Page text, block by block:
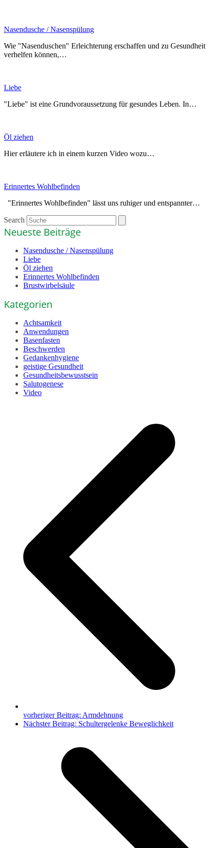
Nasendusche / Nasenspülung
Wie "Nasenduschen" Erleichterung erschaffen und zu Gesundheit
verhelfen können,…
Liebe
"Liebe" ist eine Grundvoraussetzung für gesundes Leben. In…
Öl ziehen
Hier erläutere ich in einem kurzen Video wozu…
Erinnertes Wohlbefinden
"Erinnertes Wohlbefinden" lässt uns ruhiger und entspannter…
Search
Neueste Beiträge
Nasendusche / Nasenspülung
Liebe
Öl ziehen
Erinnertes Wohlbefinden
Brustwirbelsäule
Kategorien
Achtsamkeit
Anwendungen
Basenfasten
Beschwerden
Gedankenhygiene
geistige Gesundheit
Gesundheitsbewusstsein
Salutogenese
Video
vorheriger Beitrag: Armdehnung
Nächster Beitrag: Schultergelenke Beweglichkeit